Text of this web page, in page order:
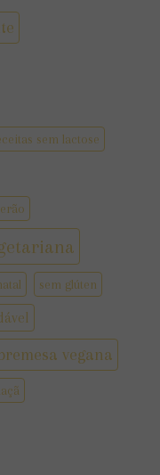
sem lactose
sem glúten
vegana